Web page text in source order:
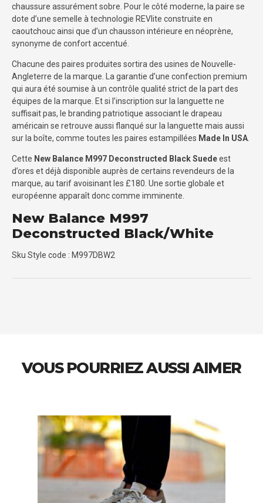
chaussure assurément sobre. Pour le côté moderne, la paire se
dote d’une semelle à technologie REVlite construite en
caoutchouc ainsi que d’un chausson intérieure en néoprène,
synonyme de confort accentué.
Chacune des paires produites sortira des usines de Nouvelle-
Angleterre de la marque. La garantie d’une confection premium
qui aura été soumise à un contrôle qualité strict de la part des
équipes de la marque. Et si l’inscription sur la languette ne
suffisait pas, le branding patriotique associant le drapeau
américain se retrouve aussi flanqué sur la languette mais aussi
sur la boîte, comme toutes les paires estampillées Made In USA.
Cette New Balance M997 Deconstructed Black Suedeest
d’ores et déjà disponible auprès de certains revendeurs de la
marque, au tarif avoisinant les £180. Une sortie globale et
européenne apparaît donc comme imminente.
New Balance M997
Deconstructed Black/White
Sku Style code : M997DBW2
VOUS POURRIEZ AUSSI AIMER